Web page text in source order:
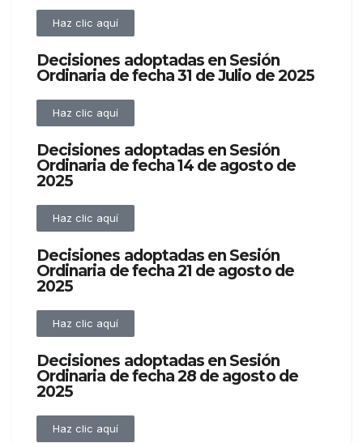
Haz clic aquí
Decisiones adoptadas en Sesión
Ordinaria de fecha 31 de Julio de 2025
Haz clic aquí
Decisiones adoptadas en Sesión
Ordinaria de fecha 14 de agosto de
2025
Haz clic aquí
Decisiones adoptadas en Sesión
Ordinaria de fecha 21 de agosto de
2025
Haz clic aquí
Decisiones adoptadas en Sesión
Ordinaria de fecha 28 de agosto de
2025
Haz clic aquí